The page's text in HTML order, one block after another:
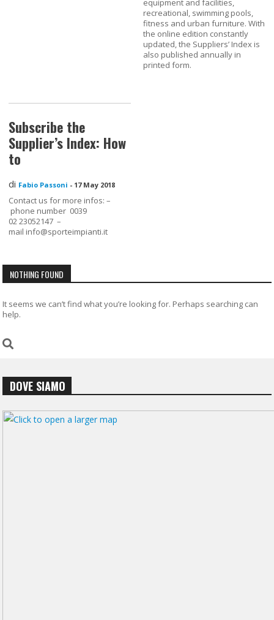
equipment and facilities,
recreational, swimming pools,
fitness and urban furniture. With
the online edition constantly
updated, the Suppliers’ Index is
also published annually in
printed form.
Subscribe the
Supplier’s Index: How
to
di Fabio Passoni - 17 May 2018
Contact us for more infos: –
phone number 0039
02 23052147 –
mail info@sporteimpianti.it
NOTHING FOUND
It seems we can’t find what you’re looking for. Perhaps searching can
help.
DOVE SIAMO